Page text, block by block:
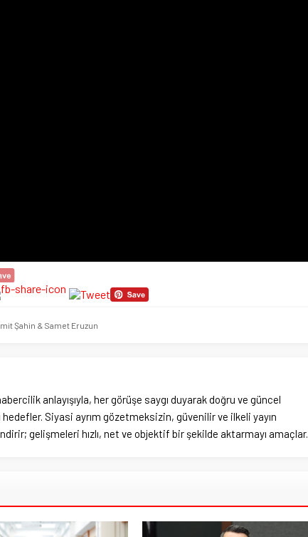
Şahin & Samet Eruzun
anlayışıyla, her görüşe saygı duyarak doğru ve güncel
Siyasi ayrım gözetmeksizin, güvenilir ve ilkeli yayın
gelişmeleri hızlı, net ve objektif bir şekilde aktarmayı amaçlar.